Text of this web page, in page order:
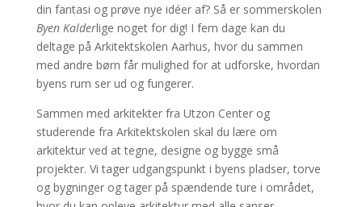
din fantasi og prøve nye idéer af? Så er sommerskolen
Byen Kalderlige noget for dig! I fem dage kan du
deltage på Arkitektskolen Aarhus, hvor du sammen
med andre børn får mulighed for at udforske, hvordan
byens rum ser ud og fungerer.
Sammen med arkitekter fra Utzon Center og
studerende fra Arkitektskolen skal du lære om
arkitektur ved at tegne, designe og bygge små
projekter. Vi tager udgangspunkt i byens pladser, torve
og bygninger og tager på spændende ture i området,